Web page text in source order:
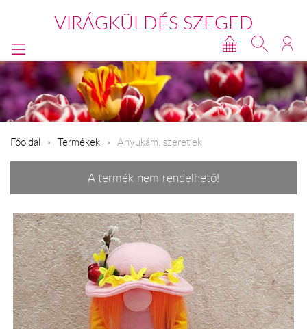
VIRÁGKÜLDÉS SZEGED
Főoldal Termékek Anyukám, szeretlek
A termék nem rendelhető!